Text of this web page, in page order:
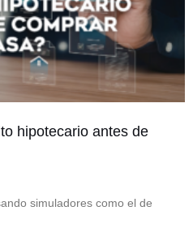
hipotecario antes de
simuladores como el de